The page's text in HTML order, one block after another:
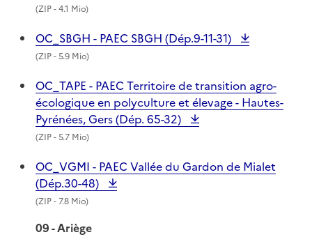
(ZIP- 4.1 Mio)
OC_SBGH - PAEC SBGH (Dép.9-11-31)
(ZIP- 5.9 Mio)
OC_TAPE - PAEC Territoire de transition agro-
écologique en polyculture et élevage - Hautes-
Pyrénées, Gers (Dép. 65-32)
(ZIP- 5.7 Mio)
OC_VGMI - PAEC Vallée du Gardon de Mialet
(Dép.30-48)
(ZIP- 7.8 Mio)
09 - Ariège